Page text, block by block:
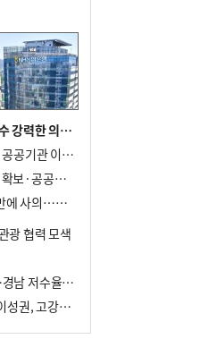
與가 막은 ‘산은 부산행’…전재수 강력한 의지 표명 없인 공염불
전재수·이성권, 첫 상견례 “2차 공공기관 이전 초당 협력”(종합)
전재수·이성권 첫 회동…“국비 확보·공공기관 이전 협력”
김경덕 부산 행정부시장 6개월만에 사의…후임 인선 촉각
광 협력 모색
열흘째 폭염특보 속 행인 탈진…경남 저수율 평년의 절반
“전임 정책 무작정 파기 안 돼” 이성권, 고강도 ‘전재수 견제’ 예고